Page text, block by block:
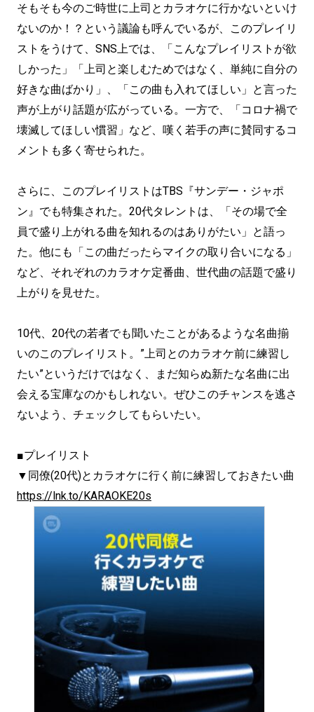
そもそも今のご時世に上司とカラオケに行かないといけ
ないのか！？という議論も呼んでいるが、このプレイリ
ストをうけて、SNS上では、「こんなプレイリストが欲
しかった」「上司と楽しむためではなく、単純に自分の
好きな曲ばかり」、「この曲も入れてほしい」と言った
声が上がり話題が広がっている。一方で、「コロナ禍で
壊滅してほしい慣習」など、嘆く若手の声に賛同するコ
メントも多く寄せられた。
さらに、このプレイリストはTBS『サンデー・ジャポ
ン』でも特集された。20代タレントは、「その場で全
員で盛り上がれる曲を知れるのはありがたい」と語っ
た。他にも「この曲だったらマイクの取り合いになる」
など、それぞれのカラオケ定番曲、世代曲の話題で盛り
上がりを見せた。
10代、20代の若者でも聞いたことがあるような名曲揃
いのこのプレイリスト。”上司とのカラオケ前に練習し
たい”というだけではなく、まだ知らぬ新たな名曲に出
会える宝庫なのかもしれない。ぜひこのチャンスを逃さ
ないよう、チェックしてもらいたい。
■プレイリスト
▼同僚(20代)とカラオケに行く前に練習しておきたい曲
https://lnk.to/KARAOKE20s